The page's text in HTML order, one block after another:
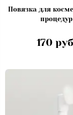
Повязка для
процедур
170